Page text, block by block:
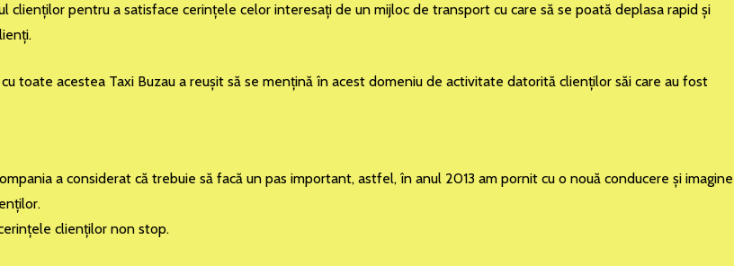
pentru a satisface cerinţele celor interesaţi de un mijloc de transport cu care să se poată deplasa rapid şi
toate acestea Taxi Buzau a reuşit să se menţină în acest domeniu de activitate datorită clienţilor săi care au fost
a considerat că trebuie să facă un pas important, astfel, în anul 2013 am pornit cu o nouă conducere şi imagine
clienţilor non stop.